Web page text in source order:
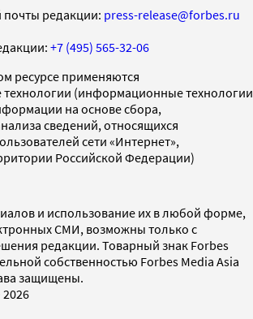
почты редакции: press-release@forbes.ru
+7 (495) 565-32-06
ресурсе применяются
(информационные технологии
на основе сбора,
сведений, относящихся
сети «Интернет»,
Российской Федерации)
и использование их в любой форме,
СМИ, возможны только с
редакции. Товарный знак Forbes
собственностью Forbes Media Asia
защищены.
2026